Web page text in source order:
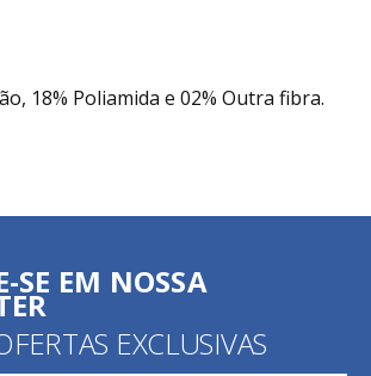
18% Poliamida e 02% Outra fibra.
SE EM NOSSA
EXCLUSIVAS